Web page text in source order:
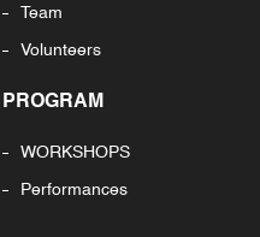
Team
Volunteers
PROGRAM
WORKSHOPS
Performances